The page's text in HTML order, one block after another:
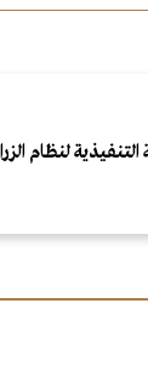
لنظام